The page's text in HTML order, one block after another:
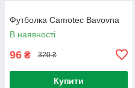
Футболка Camotec Bavovna
В наявності
96 ₴ 320 ₴
Купити